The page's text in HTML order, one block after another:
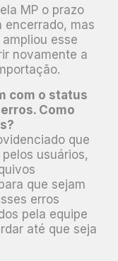
MP o prazo
encerrado, mas
esse
novamente a
com o status
Como
que
usuários,
que sejam
erros
pela equipe
até que seja